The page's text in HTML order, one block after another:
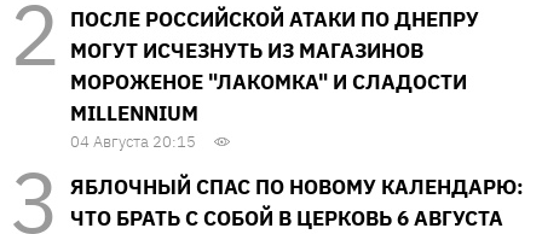
ПОСЛЕ РОССИЙСКОЙ АТАКИ ПО ДНЕПРУ
МОГУТ ИСЧЕЗНУТЬ ИЗ МАГАЗИНОВ
МОРОЖЕНОЕ "ЛАКОМКА" И СЛАДОСТИ
MILLENNIUM
04 Августа 20:15
ЯБЛОЧНЫЙ СПАС ПО НОВОМУ КАЛЕНДАРЮ:
ЧТО БРАТЬ С СОБОЙ В ЦЕРКОВЬ 6 АВГУСТА